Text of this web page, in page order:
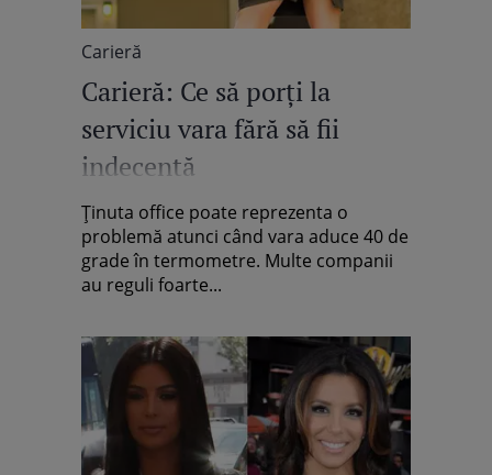
Carieră
Carieră: Ce să porţi la
serviciu vara fără să fii
indecentă
Ţinuta office poate reprezenta o
problemă atunci când vara aduce 40 de
grade în termometre. Multe companii
au reguli foarte...